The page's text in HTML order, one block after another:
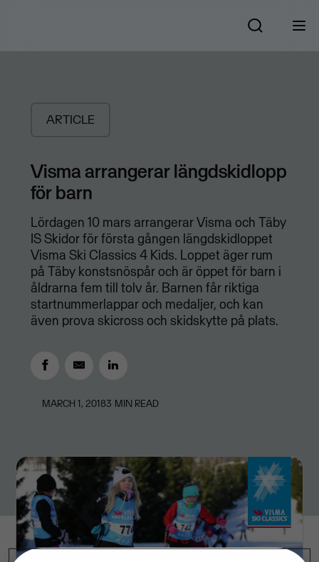
ARTICLE
Visma arrangerar längdskidlopp
för barn
Lördagen 10 mars arrangerar Visma och Täby
IS Skidor för första gången längdskidloppet
Visma Ski Classics 4 Kids. Loppet äger rum
på Täby konstsnöspår och är öppet för barn i
åldrarna fem till tolv år. Barnen får riktiga
startnummerlappar och medaljer, och kan
även prova skicross och skidskytte på plats.
MARCH 1, 20183 MIN READ